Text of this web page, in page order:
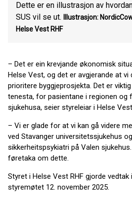
Dette er en illustrasjon av
SUS vil se ut.
Illustrasjon:
Helse Vest RHF
– Det er ein krevjande økonomisk
Helse Vest, og det er avgjerande at vi
prioritere byggjeprosjekta. Det er
tenesta, for pasientane i regionen og
sjukehusa, seier styreleiar i Helse
– Vi er glade for at vi kan gå videre
ved Stavanger universitetssjukehus
sikkerheitspsykiatri på Valen
føretaka om dette.
Styret i Helse Vest RHF gjorde vedtak
styremøtet 12. november 2025.